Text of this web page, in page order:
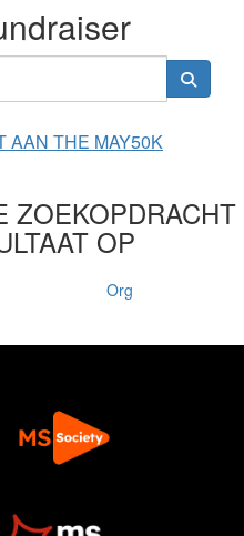
AAN THE MAY50K
ZOEKOPDRACHT
OP
Org